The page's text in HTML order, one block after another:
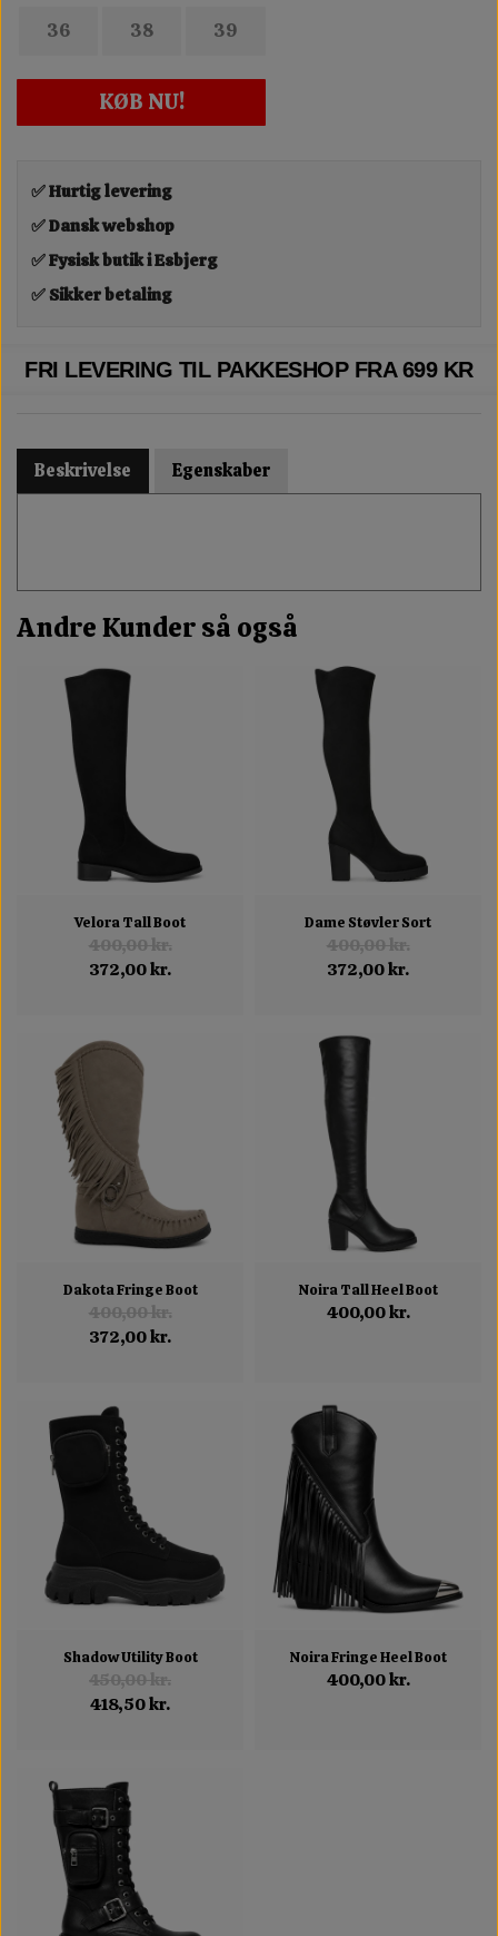
36 38 39
KØB NU!
✅ Hurtig levering
✅ Dansk webshop
✅ Fysisk butik i Esbjerg
✅ Sikker betaling
FRI LEVERING TIL PAKKESHOP FRA 699 KR
Beskrivelse Egenskaber
Andre Kunder så også
Velora Tall Boot
400,00 kr.
372,00 kr.
Dame Støvler Sort
400,00 kr.
372,00 kr.
Dakota Fringe Boot
400,00 kr.
372,00 kr.
Noira Tall Heel Boot
400,00 kr.
Shadow Utility Boot
450,00 kr.
418,50 kr.
Noira Fringe Heel Boot
400,00 kr.